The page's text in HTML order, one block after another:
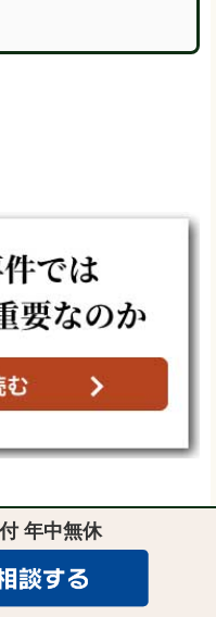
相談Q&A
年中無休